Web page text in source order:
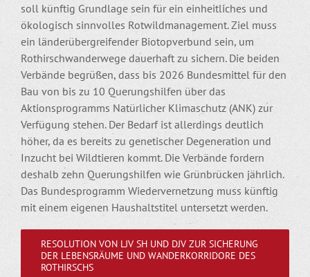
soll künftig Grundlage sein für ein einheitliches und
ökologisch sinnvolles Rotwildmanagement. Ziel muss
ein länderübergreifender Biotopverbund sein, um
Rothirschwanderwege dauerhaft zu sichern. Die beiden
Verbände begrüßen, dass bis 2026 Bundesmittel für den
Bau von bis zu 10 Querungshilfen über das
Aktionsprogramms Natürlicher Klimaschutz (ANK) zur
Verfügung stehen. Der Bedarf ist allerdings deutlich
höher, da es bereits zu genetischer Degeneration und
Inzucht bei Wildtieren kommt. Die Verbände fordern
deshalb zehn Querungshilfen wie Grünbrücken jährlich.
Das Bundesprogramm Wiedervernetzung muss künftig
mit einem eigenen Haushaltstitel untersetzt werden.
RESOLUTION VON LJV SH UND DJV ZUR SICHERUNG
DER LEBENSRÄUME UND WANDERKORRIDORE DES
ROTHIRSCHS